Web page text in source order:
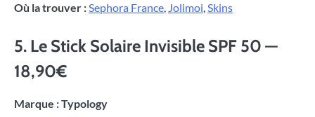
Où la trouver :Sephora France, Jolimoi,Skins
5. Le Stick Solaire Invisible SPF 50 —
18,90€
Marque : Typology